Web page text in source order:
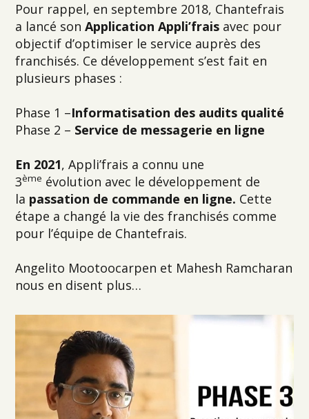
Pour rappel, en septembre 2018, Chantefrais
a lancé sonApplication Appli’frais avec pour
objectif d’optimiser le service auprès des
franchisés. Ce développement s’est fait en
plusieurs phases :
Phase 1 –Informatisation des audits qualité
Phase 2 – Service de messagerie en ligne
En 2021, Appli’frais a connu une
3ème évolution avec le développement de
la passation de commande en ligne. Cette
étape a changé la vie des franchisés comme
pour l’équipe de Chantefrais.
Angelito Mootoocarpen et Mahesh Ramcharan
nous en disent plus…